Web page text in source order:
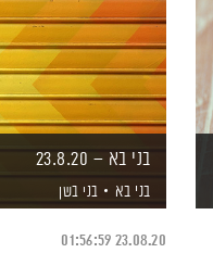
בני בא – 23.8.20
בני בא בני בשן
23.08.20
01:56:59